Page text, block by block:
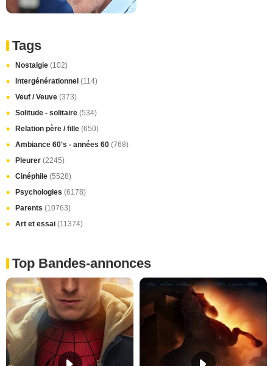
Tags
Nostalgie (102)
Intergénérationnel (114)
Veuf / Veuve (373)
Solitude - solitaire (534)
Relation père / fille (650)
Ambiance 60's - années 60 (768)
Pleurer (2245)
Cinéphile (5528)
Psychologies (6178)
Parents (10763)
Art et essai (11374)
Top Bandes-annonces